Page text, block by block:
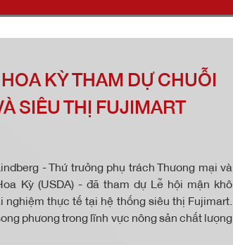
KỲ THAM DỰ CHUỖI
SIÊU THỊ FUJIMART
- Thứ trưởng phụ trách Thương mại và
Kỳ (USDA) - đã tham dự Lễ hội mận khô
nghiệm thực tế tại hệ thống siêu thị Fujimart.
phương trong lĩnh vực nông sản chất lượng